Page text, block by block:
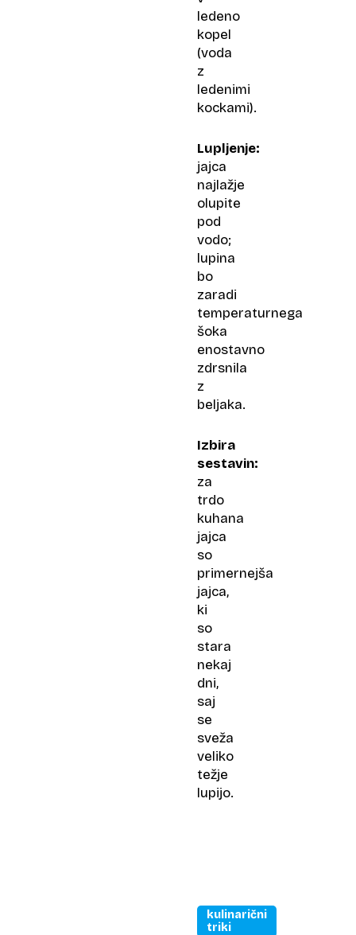
ledeno
kopel
(voda
z
ledenimi
kockami).
Lupljenje:
jajca
najlažje
olupite
pod
vodo;
lupina
bo
zaradi
temperaturnega
šoka
enostavno
zdrsnila
z
beljaka.
Izbira
sestavin:
za
trdo
kuhana
jajca
so
primernejša
jajca,
ki
so
stara
nekaj
dni,
saj
se
sveža
veliko
težje
lupijo.
kulinarični
triki